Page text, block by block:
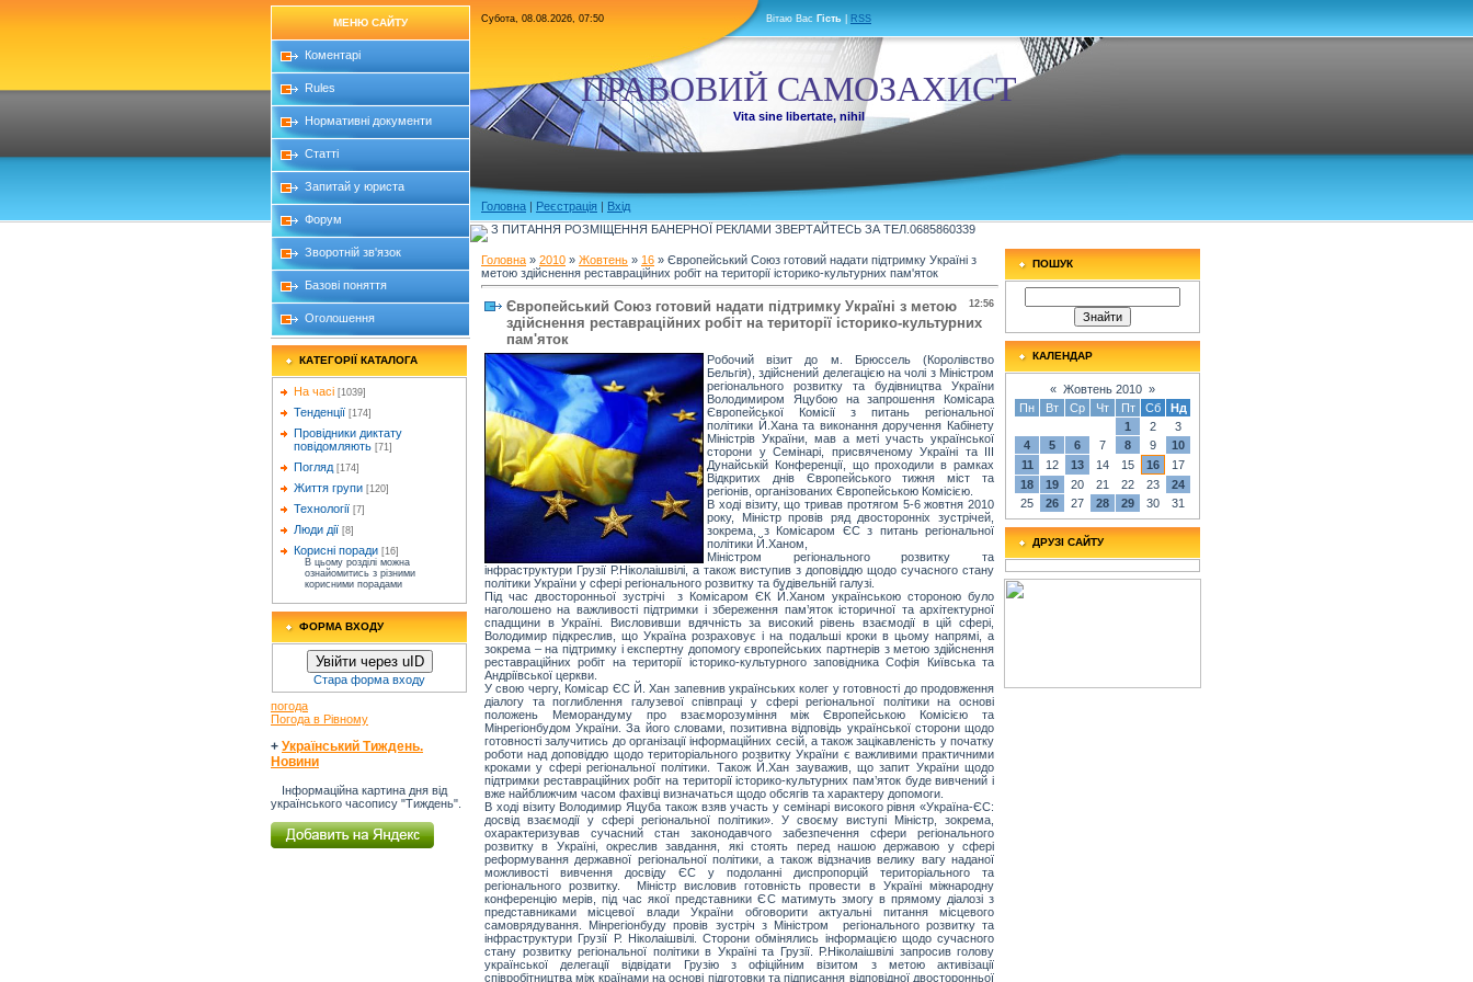
МЕНЮ САЙТУ
Коментарі
Rules
Нормативні документи
Статті
Запитай у юриста
Форум
Зворотній зв'язок
Базові поняття
Оголошення
КАТЕГОРІЇ КАТАЛОГА
На часі [1039]
Тенденції [174]
Провідники диктату
повідомляють [71]
Погляд [174]
Життя групи [120]
Технології [7]
Люди дії [8]
Корисні поради [16]
В цьому розділі можна
ознайомитись з різними
корисними порадами
ФОРМА ВХОДУ
Увійти через uID
Стара форма входу
погода
Погода в Рівному
+ Український Тиждень.
Новини
Інформаційна картина дня від
українського часопису "Тиждень".
Субота, 08.08.2026, 07:50 Вітаю Вас Гість RSS
ПРАВОВИЙ САМОЗАХИСТ
Vita sine libertate, nihil
Головна | Реєстрація | Вхід
З ПИТАННЯ РОЗМІЩЕННЯ БАНЕРНОЇ РЕКЛАМИ ЗВЕРТАЙТЕСЬ ЗА ТЕЛ.0685860339
Головна » 2010 » Жовтень » 16 » Європейський Союз готовий надати підтримку Україні з
метою здійснення реставраційних робіт на території історико-культурних пам'яток
12:56
Європейський Союз готовий надати підтримку Україні з метою
здійснення реставраційних робіт на території історико-культурних
пам'яток
Робочий візит до м. Брюссель (Королівство
Бельгія), здійснений делегацією на чолі з Міністром
регіонального розвитку та будівництва України
Володимиром Яцубою на запрошення Комісара
Європейської Комісії з питань регіональної
політики Й.Хана та виконання доручення Кабінету
Міністрів України, мав а меті участь української
сторони у Семінарі, присвяченому Україні та ІІІ
Дунайській Конференції, що проходили в рамках
Відкритих днів Європейського тижня міст та
регіонів, організованих Європейською Комісією.
В ході візиту, що тривав протягом 5-6 жовтня 2010
року, Міністр провів ряд двосторонніх зустрічей,
зокрема, з Комісаром ЄС з питань регіональної
політики Й.Ханом,
Міністром регіонального розвитку та
інфраструктури Грузії Р.Ніколаішвілі, а також виступив з доповіддю щодо сучасного стану
політики України у сфері регіонального розвитку та будівельній галузі.
Під час двосторонньої зустрічі з Комісаром ЄК Й.Ханом українською стороною було
наголошено на важливості підтримки і збереження пам’яток історичної та архітектурної
спадщини в Україні. Висловивши вдячність за високий рівень взаємодії в цій сфері,
Володимир підкреслив, що Україна розраховує і на подальші кроки в цьому напрямі, а
зокрема – на підтримку і експертну допомогу європейських партнерів з метою здійснення
реставраційних робіт на території історико-культурного заповідника Софія Київська та
Андріївської церкви.
У свою чергу, Комісар ЄС Й. Хан запевнив українських колег у готовності до продовження
діалогу та поглиблення галузевої співпраці у сфері регіональної політики на основі
положень Меморандуму про взаєморозуміння між Європейською Комісією та
Мінрегіонбудом України. За його словами, позитивна відповідь української сторони щодо
готовності залучитись до організації інформаційних сесій, а також зацікавленість у початку
роботи над доповіддю щодо територіального розвитку України є важливими практичними
кроками у сфері регіональної політики. Також Й.Хан зауважив, що запит України щодо
підтримки реставраційних робіт на території історико-культурних пам’яток буде вивчений і
вже найближчим часом фахівці визначаться щодо обсягів та характеру допомоги.
В ході візиту Володимир Яцуба також взяв участь у семінарі високого рівня «Україна-ЄС:
досвід взаємодії у сфері регіональної політики». У своєму виступі Міністр, зокрема,
охарактеризував сучасний стан законодавчого забезпечення сфери регіонального
розвитку в Україні, окреслив завдання, які стоять перед нашою державою у сфері
реформування державної регіональної політики, а також відзначив велику вагу наданої
можливості вивчення досвіду ЄС у подоланні диспропорцій територіального та
регіонального розвитку. Міністр висловив готовність провести в Україні міжнародну
конференцію мерів, під час якої представники ЄС матимуть змогу в прямому діалозі з
представниками місцевої влади України обговорити актуальні питання місцевого
самоврядування. Мінрегіонбуду провів зустріч з Міністром регіонального розвитку та
інфраструктури Грузії Р. Ніколаішвілі. Сторони обмінялись інформацією щодо сучасного
стану розвитку регіональної політики в Україні та Грузії. Р.Ніколаішвілі запросив голову
української делегації відвідати Грузію з офіційним візитом з метою активізації
співробітництва між країнами на основі підготовки та підписання відповідної двосторонньої
ПОШУК
КАЛЕНДАР
« Жовтень 2010 »
Пн
Вт Ср Чт Пт Сб
Нд
1
2
3
4
5 6 7 8 9
10
11
12 13 14 15 16
17
18
19 20 21 22 23
24
25
26 27 28 29 30 31
ДРУЗІ САЙТУ